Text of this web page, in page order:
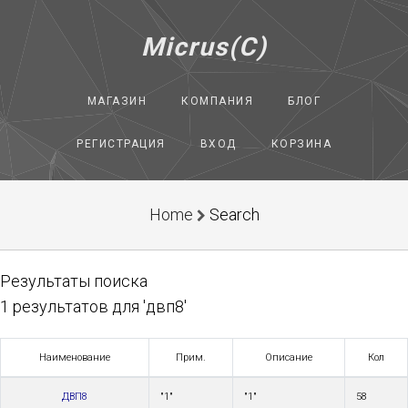
Micrus(C)
МАГАЗИН КОМПАНИЯ БЛОГ
РЕГИСТРАЦИЯ ВХОД КОРЗИНА
Home Search
Результаты поиска
1 результатов для 'двп8'
Наименование Прим. Описание Кол
ДВП8 "1" "1" 58